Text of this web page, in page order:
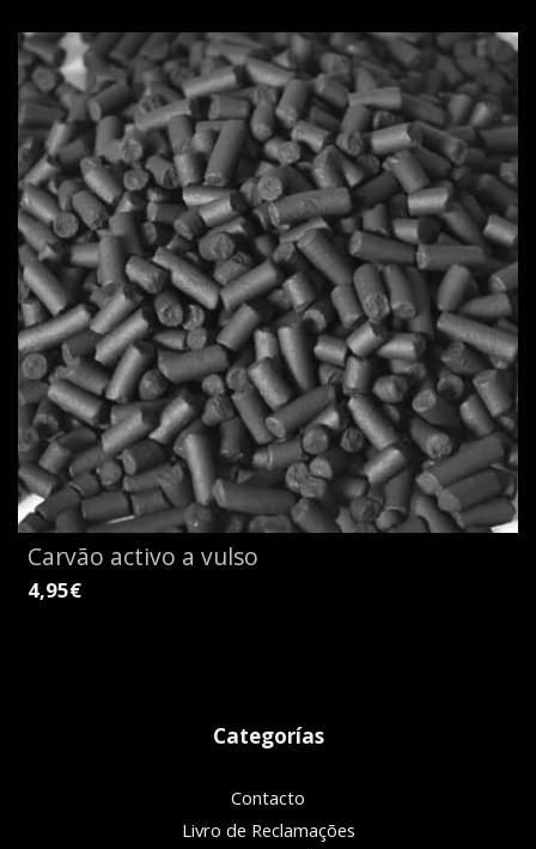
Carvão activo a vulso
4,95€
Categorías
Contacto
Livro de Reclamações